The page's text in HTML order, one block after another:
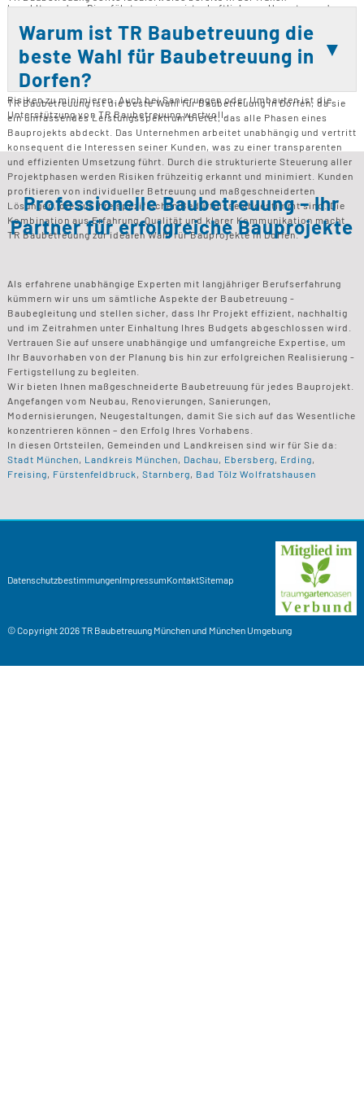
bezahlt werden. Dies führt zu einer wirtschaftlicheren Umsetzung des
die frühzeitige Einbindung können klare Strukturen und Ziele definiert
werden, die den gesamten Bauprozess effizienter gestalten. Während
der Bauphase begleiten sie alle wichtigen Schritte und sorgen für
Kontrolle und Qualitätssicherung. Besonders bei größeren oder
komplexen Projekten ist eine frühzeitige Einbindung entscheidend, um
Risiken zu minimieren. Auch bei Sanierungen oder Umbauten ist die
Unterstützung von TR Baubetreuung wertvoll.
Warum ist TR Baubetreuung die
beste Wahl für Baubetreuung in
Dorfen?
TR Baubetreuung ist die beste Wahl für Baubetreuung in Dorfen, da sie
ein umfassendes Leistungsspektrum bietet, das alle Phasen eines
Bauprojekts abdeckt. Das Unternehmen arbeitet unabhängig und vertritt
konsequent die Interessen seiner Kunden, was zu einer transparenten
und effizienten Umsetzung führt. Durch die strukturierte Steuerung aller
Projektphasen werden Risiken frühzeitig erkannt und minimiert. Kunden
profitieren von individueller Betreuung und maßgeschneiderten
Lösungen, die auf ihre spezifischen Bedürfnisse abgestimmt sind. Die
Kombination aus Erfahrung, Qualität und klarer Kommunikation macht
TR Baubetreuung zur idealen Wahl für Bauprojekte in Dorfen.
Professionelle Baubetreuung – Ihr
Partner für erfolgreiche Bauprojekte
Als erfahrene unabhängige Experten mit langjähriger Berufserfahrung
kümmern wir uns um sämtliche Aspekte der Baubetreuung -
Baubegleitung und stellen sicher, dass Ihr Projekt effizient, nachhaltig
und im Zeitrahmen unter Einhaltung Ihres Budgets abgeschlossen wird.
Vertrauen Sie auf unsere unabhängige und umfangreiche Expertise, um
Ihr Bauvorhaben von der Planung bis hin zur erfolgreichen Realisierung -
Fertigstellung zu begleiten.
Wir bieten Ihnen maßgeschneiderte Baubetreuung für jedes Bauprojekt.
Angefangen vom Neubau, Renovierungen, Sanierungen,
Modernisierungen, Neugestaltungen, damit Sie sich auf das Wesentliche
konzentrieren können – den Erfolg Ihres Vorhabens.
In diesen Ortsteilen, Gemeinden und Landkreisen sind wir für Sie da:
Stadt München, Landkreis München, Dachau, Ebersberg, Erding,
Freising, Fürstenfeldbruck, Starnberg, Bad Tölz Wolfratshausen
DatenschutzbestimmungenImpressumKontaktSitemap
© Copyright 2026TR BaubetreuungMünchen und München Umgebung